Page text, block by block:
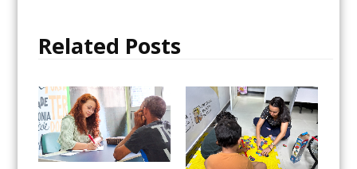
k
i
a
r
Related Posts